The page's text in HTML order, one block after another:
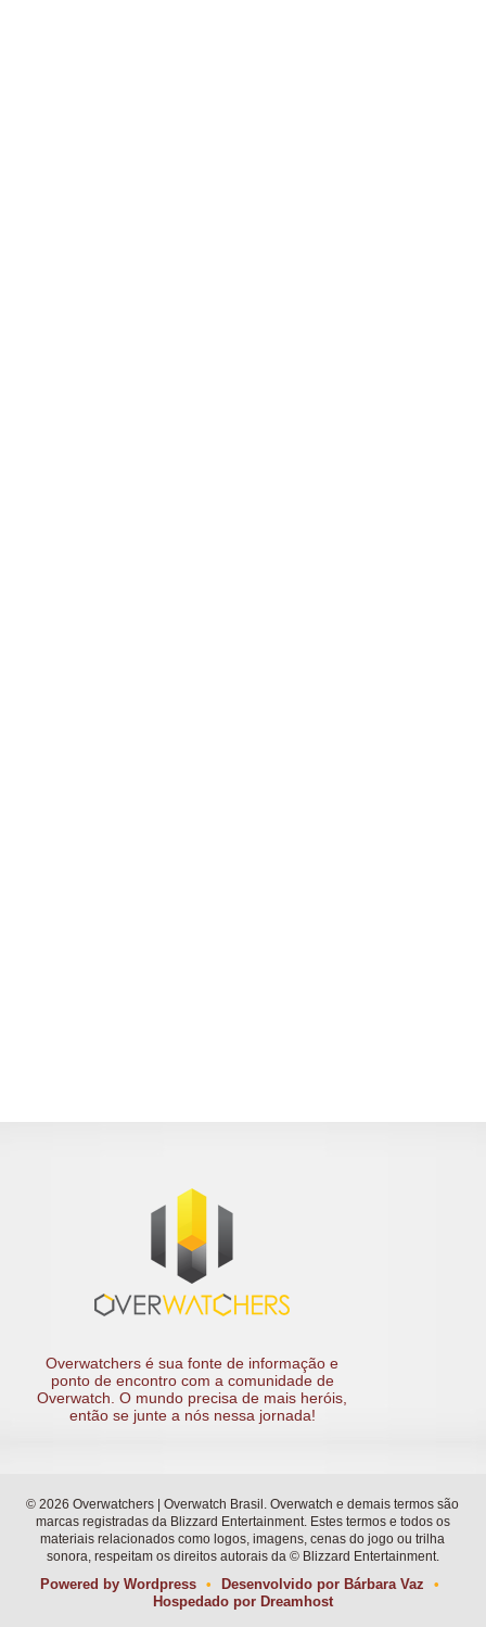
Overwatchers é sua fonte de informação e
ponto de encontro com a comunidade de
Overwatch. O mundo precisa de mais heróis,
então se junte a nós nessa jornada!
© 2026 Overwatchers | Overwatch Brasil. Overwatch e demais termos são
marcas registradas da Blizzard Entertainment. Estes termos e todos os
materiais relacionados como logos, imagens, cenas do jogo ou trilha
sonora, respeitam os direitos autorais da © Blizzard Entertainment.
Powered by Wordpress • Desenvolvido por Bárbara Vaz
•
Hospedado por Dreamhost